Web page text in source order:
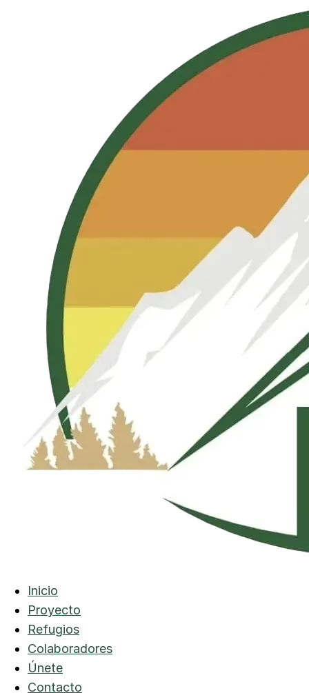
Inicio
Proyecto
Refugios
Colaboradores
Únete
Contacto